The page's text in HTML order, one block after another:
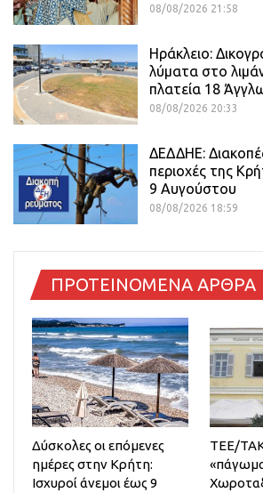
08/08/2026 21:58
Ηράκλειο:
λύματα στο
πλατεία 18
08/08/2026 20:33
ΔΕΔΔΗΕ:
περιοχές της
9 Αυγούστου
08/08/2026 18:59
ΠΡΟΤΕΙΝΟΜΕΝΑ ΑΡΘΡΑ
Δύσκολες οι επόμενες
ημέρες στην Κρήτη:
Ισχυροί άνεμοι έως 9
ΤΕΕ/